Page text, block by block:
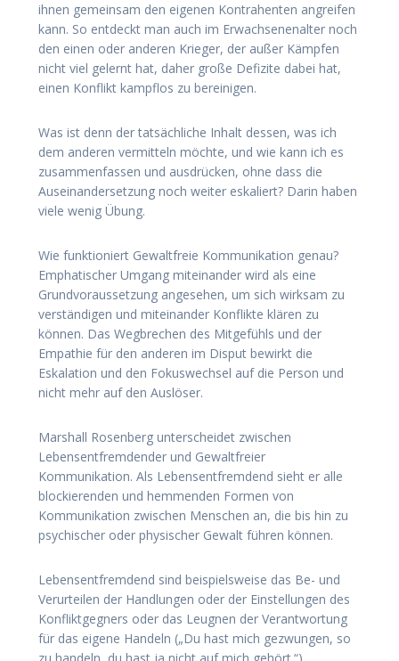
ihnen gemeinsam den eigenen Kontrahenten angreifen
kann. So entdeckt man auch im Erwachsenenalter noch
den einen oder anderen Krieger, der außer Kämpfen
nicht viel gelernt hat, daher große Defizite dabei hat,
einen Konflikt kampflos zu bereinigen.
Was ist denn der tatsächliche Inhalt dessen, was ich
dem anderen vermitteln möchte, und wie kann ich es
zusammenfassen und ausdrücken, ohne dass die
Auseinandersetzung noch weiter eskaliert? Darin haben
viele wenig Übung.
Wie funktioniert Gewaltfreie Kommunikation genau?
Emphatischer Umgang miteinander wird als eine
Grundvoraussetzung angesehen, um sich wirksam zu
verständigen und miteinander Konflikte klären zu
können. Das Wegbrechen des Mitgefühls und der
Empathie für den anderen im Disput bewirkt die
Eskalation und den Fokuswechsel auf die Person und
nicht mehr auf den Auslöser.
Marshall Rosenberg unterscheidet zwischen
Lebensentfremdender und Gewaltfreier
Kommunikation. Als Lebensentfremdend sieht er alle
blockierenden und hemmenden Formen von
Kommunikation zwischen Menschen an, die bis hin zu
psychischer oder physischer Gewalt führen können.
Lebensentfremdend sind beispielsweise das Be- und
Verurteilen der Handlungen oder der Einstellungen des
Konfliktgegners oder das Leugnen der Verantwortung
für das eigene Handeln („Du hast mich gezwungen, so